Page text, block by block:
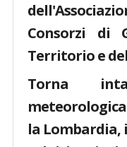
Consorzi di
Territorio e
Torna
la